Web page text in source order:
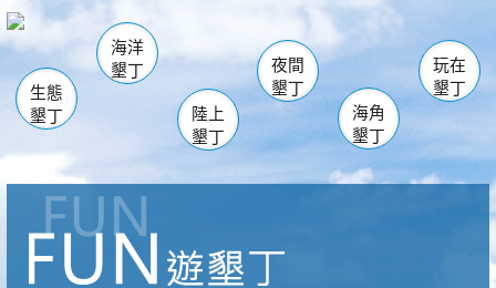
南仁湖
海生館
恆春 佳樂水
龍鑾潭自然中心 森林遊樂區
瓊麻館
關山 墾管處遊客中心
社頂公園 風吹沙
船帆石
白砂 龍磐公園
香蕉灣
砂島
鵝鑾鼻
生態
墾丁
海洋
墾丁
陸上
墾丁
夜間
墾丁
海角
墾丁
玩在
墾丁